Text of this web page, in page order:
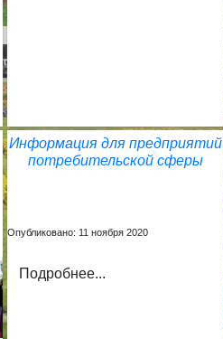
Информация для предприятий
потребительской сферы
Опубликовано: 11 ноября 2020
Подробнее...